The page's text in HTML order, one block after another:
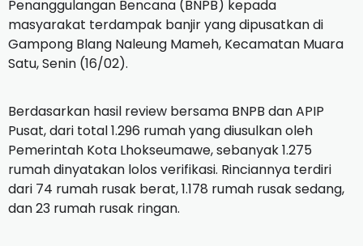
Penanggulangan Bencana (BNPB) kepada
masyarakat terdampak banjir yang dipusatkan di
Gampong Blang Naleung Mameh, Kecamatan Muara
Satu, Senin (16/02).
Berdasarkan hasil review bersama BNPB dan APIP
Pusat, dari total 1.296 rumah yang diusulkan oleh
Pemerintah Kota Lhokseumawe, sebanyak 1.275
rumah dinyatakan lolos verifikasi. Rinciannya terdiri
dari 74 rumah rusak berat, 1.178 rumah rusak sedang,
dan 23 rumah rusak ringan.